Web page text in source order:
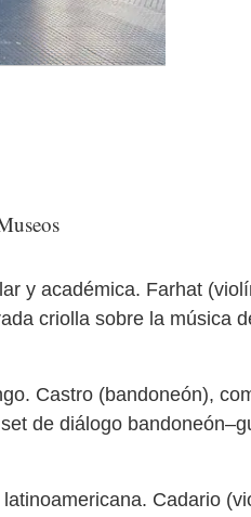
y académica. Farhat
criolla sobre la música
Castro (bandoneón),
de diálogo
Cadario